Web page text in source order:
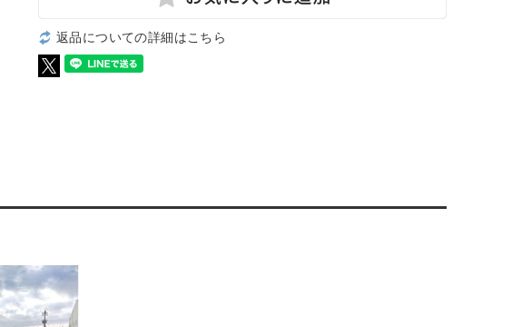
返品についての詳細はこちら